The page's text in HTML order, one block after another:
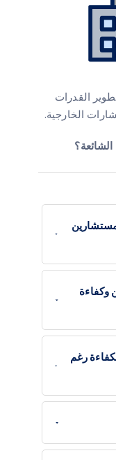
القدرات
الخارجية.
وكفاءة
رغم